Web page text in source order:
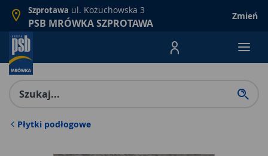
Szprotawa ul. Kożuchowska 3
PSB MRÓWKA SZPROTAWA
Zmień
Menu Produktów,
Płytki podłogowe